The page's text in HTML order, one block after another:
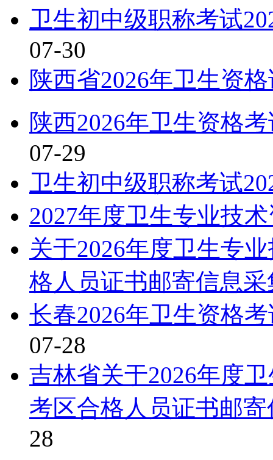
卫生初中级职称考试
07-30
陕西省2026年卫生资
陕西2026年卫生资格
07-29
卫生初中级职称考试
2027年度卫生专业技
关于2026年度卫生专
格人员证书邮寄信息
长春2026年卫生资格
07-28
吉林省关于2026年度
考区合格人员证书邮
28